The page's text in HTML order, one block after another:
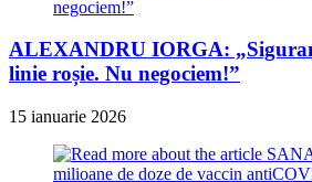
ALEXANDRU IORGA:
linie roșie. Nu negociem!”
15 ianuarie 2026